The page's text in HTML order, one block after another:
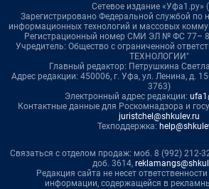
Сетевое издание «Уфа1.ру»
Зарегистрировано Федеральной службой по
информационных технологий и массовых
Регистрационный номер СМИ ЭЛ № ФС 77–
Учредитель: Общество с ограниченной
ТЕХНОЛОГИИ"
Главный редактор: Петрушкина
Адрес редакции: 450006, г. Уфа, ул. Ленина, д.
3763)
Электронный адрес редакции:
Контактные данные для Роскомнадзора и
juristchel@shkulev.ru
Техподдержка:
Связаться с отделом продаж: моб. 8 (992) 212-
доб. 3614,
Редакция сайта не несет
информации, содержащейся в